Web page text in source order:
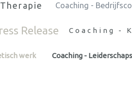
Coaching -
Release Coaching -
werk Coaching -